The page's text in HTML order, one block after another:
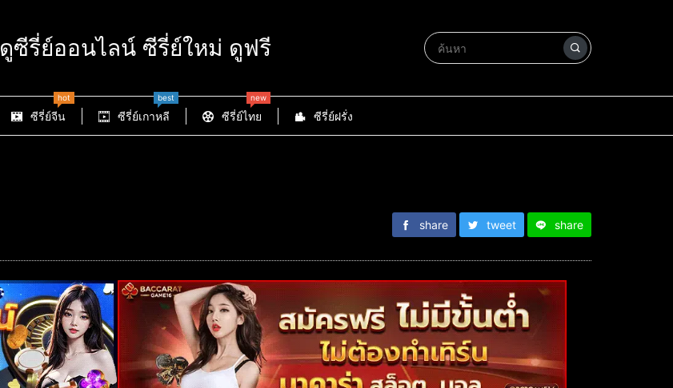
ดูซีรี่ย์ออนไลน์ ซีรี่ย์ใหม่ ดูฟรี
ซีรี่ย์จีน
hot
ซีรี่ย์เกาหลี
best
ซีรี่ย์ไทย
new
ซีรี่ย์ฝรั่ง
share tweet share